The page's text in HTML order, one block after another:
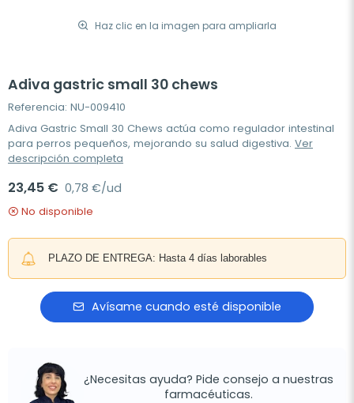
Haz clic en la imagen para ampliarla
Adiva gastric small 30 chews
Referencia: NU-009410
Adiva Gastric Small 30 Chews actúa como regulador intestinal
para perros pequeños, mejorando su salud digestiva. Ver
descripción completa
23,45 € 0,78 €/ud
No disponible
PLAZO DE ENTREGA: Hasta 4 días laborables
Avísame cuando esté disponible
¿Necesitas ayuda? Pide consejo a nuestras
farmacéuticas.